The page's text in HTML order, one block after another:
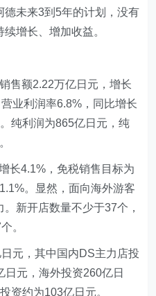
未来3到5年的计划，没有
增长、增加收益。
售额2.22万亿日元，增长
业利润率6.8%，同比增长
纯利润为865亿日元，纯
长4.1%，免税销售目标为
。显然，面向海外游客
新开店数量不少于37个，
。
元，其中国内DS主力店投
元，海外投资260亿日
资约为103亿日元。